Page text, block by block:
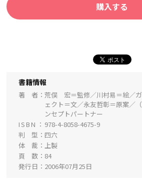
購入する
書籍情報
著 者
荒俣 宏＝監修／川村易＝絵／
ェクト＝文／永友哲彰＝原案／
ンセプトパートナー
ISBN
978-4-8058-4675-9
判 型
四六
体 裁
上製
頁 数
84
発行日
2006年07月25日